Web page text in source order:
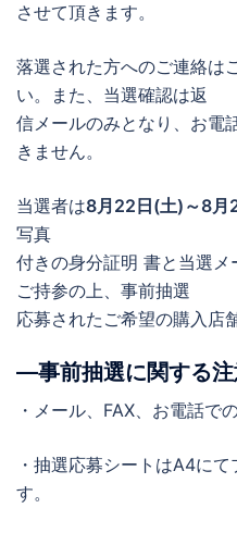
させて頂きます。
落選された方へのご連絡は
い。また、当選確認は返
信メールのみとなり、お電
きません。
当選者は8月22日(土)～8月
写真
付きの身分証明 書と当選
ご持参の上、事前抽選
応募されたご希望の購入店
―事前抽選に関する注
・メール、FAX、お電話で
・抽選応募シートはA4に
す。